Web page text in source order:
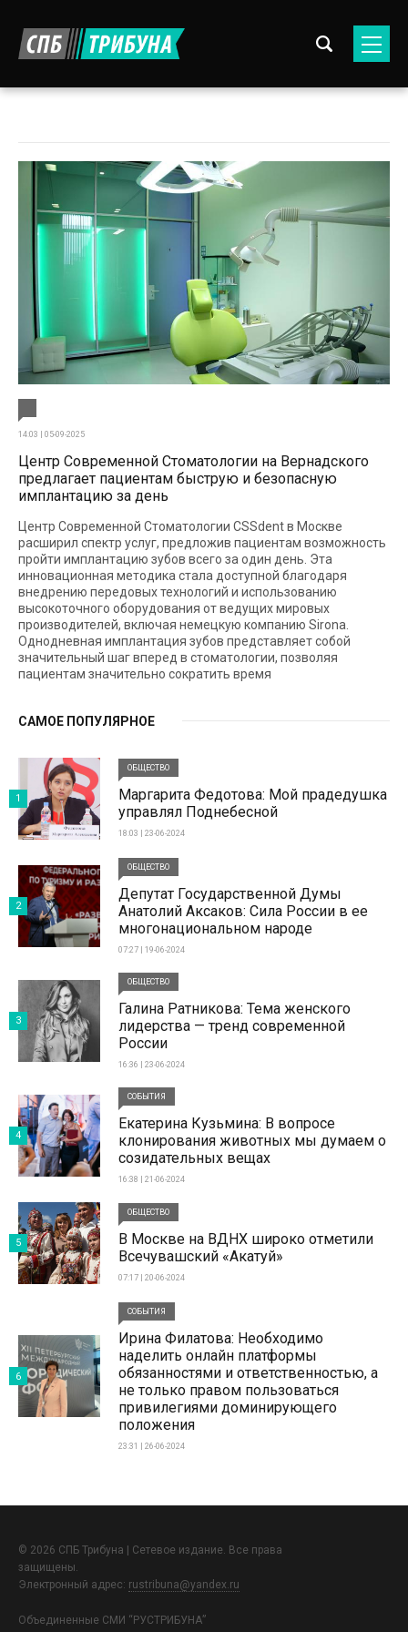
14:03 | 05-09-2025
Центр Современной Стоматологии на Вернадского
предлагает пациентам быструю и безопасную
имплантацию за день
Центр Современной Стоматологии CSSdent в Москве
расширил спектр услуг, предложив пациентам возможность
пройти имплантацию зубов всего за один день. Эта
инновационная методика стала доступной благодаря
внедрению передовых технологий и использованию
высокоточного оборудования от ведущих мировых
производителей, включая немецкую компанию Sirona.
Однодневная имплантация зубов представляет собой
значительный шаг вперед в стоматологии, позволяя
пациентам значительно сократить время
САМОЕ ПОПУЛЯРНОЕ
ОБЩЕСТВО
Маргарита Федотова: Мой прадедушка
управлял Поднебесной
18:03 | 23-06-2024
1
ОБЩЕСТВО
Депутат Государственной Думы
Анатолий Аксаков: Сила России в ее
многонациональном народе
07:27 | 19-06-2024
2
ОБЩЕСТВО
Галина Ратникова: Тема женского
лидерства — тренд современной
России
16:36 | 23-06-2024
3
СОБЫТИЯ
Екатерина Кузьмина: В вопросе
клонирования животных мы думаем о
созидательных вещах
16:38 | 21-06-2024
4
ОБЩЕСТВО
В Москве на ВДНХ широко отметили
Всечувашский «Акатуй»
07:17 | 20-06-2024
5
СОБЫТИЯ
Ирина Филатова: Необходимо
наделить онлайн платформы
обязанностями и ответственностью, а
не только правом пользоваться
привилегиями доминирующего
положения
23:31 | 26-06-2024
6
© 2026 СПБ Трибуна | Сетевое издание. Все права
защищены.
Электронный адрес: rustribuna@yandex.ru
Объединенные СМИ “РУСТРИБУНА”